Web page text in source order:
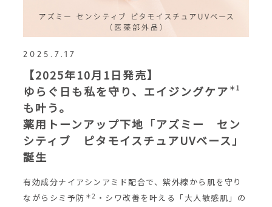
2025.7.17
【2025年10月1日発売】
ゆらぐ日も私を守り、エイジングケア ＊1
も叶う。
薬用トーンアップ下地「アズミー セン
シティブ ピタモイスチュアUVベース」
誕生
有効成分ナイアシンアミド配合で、紫外線から肌を守り
ながらシミ予防 ＊2 ・シワ改善を叶える「大人敏感肌」の